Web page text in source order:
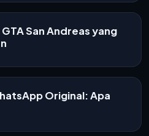
San Andreas yang
Original: Apa